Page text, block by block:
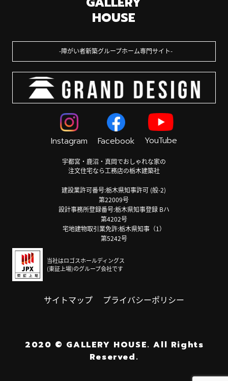
HOUSE
障がい者新築グループホーム専門サイト
Instagram Facebook YouTube
宇都宮・鹿沼・真岡でおしゃれな家の
注文住宅なら工務店の栃木建築社
建設業許可番号:栃木県知事許可 (般-2)
第22009号
設計事務所登録番号:栃木県知事登録 Bハ
第4202号
宅地建物取引業免許:栃木県知事（1）
第5242号
当社はロゴスホールディングス
(東証上場)のグループ会社です
サイトマップ プライバシーポリシー
2020 © GALLERY HOUSE. All Rights
Reserved.